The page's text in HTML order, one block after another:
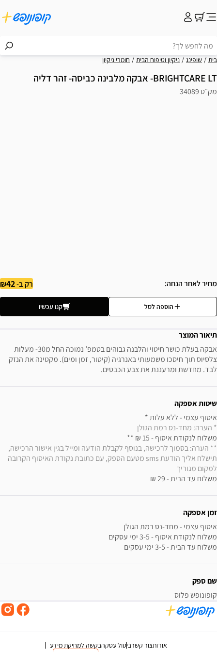
בית שופינג ניקיון וטיפוח הבית חומרי ניקיון
BRIGHTCARE LT- אבקה מלבינה כביסה- זהר דליה
מק״ט 34089
מחיר לאחר הנחה רק ב-42
הוספה לסל קנו עכשיו
תיאור המוצר
אבקה בעלת כושר חיטוי והלבנה גבוהים בטמפ’ נמוכה החל מ30- מעלות
צלסיוס תוך חיסכו משמעותי באנרגיה (קיטור, זמן ומים). מקטינה את הנזק
לבד. מחדשת ומרעננת את צבע הכבסים.
שיטות אספקה
איסוף עצמי - ללא עלות *
* הערה: מחד-נס רמת הגולן
משלוח לנקודת איסוף - 15 ₪ **
למקום מגוריך
משלוח עד הבית - 29 ₪
זמן אספקה
משלוח עד הבית - 3-5 ימי עסקים
שם ספק
קופונופש פלוס
אודותצור קשרביטול עסקהבקשה למחיקת מידע